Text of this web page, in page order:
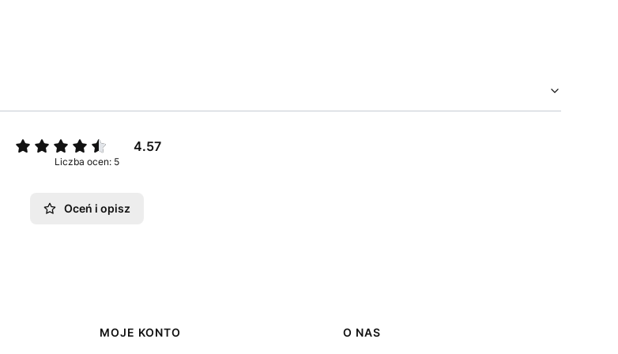
4.57
Liczba ocen: 5
Oceń i opisz
MOJE KONTO
O NAS